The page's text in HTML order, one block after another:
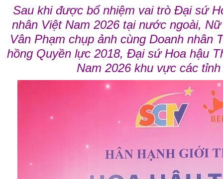
Sau khi được bổ nhiệm vai trò Đại sứ
nhân Việt Nam 2026 tại nước ngoài,
Vân Phạm chụp ảnh cùng Doanh nhân
hồng Quyền lực 2018, Đại sứ Hoa hậu
Nam 2026 khu vực các